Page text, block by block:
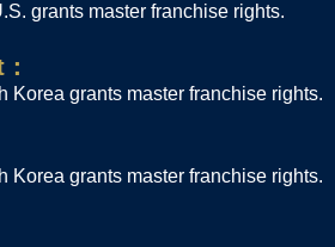
grants master franchise rights.
Korea grants master franchise rights.
Korea grants master franchise rights.